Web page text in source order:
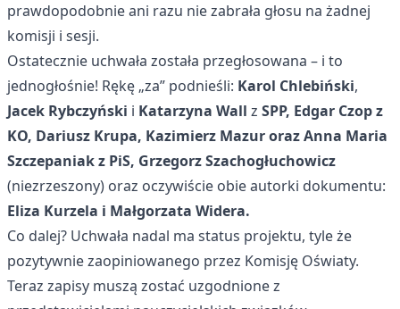
prawdopodobnie ani razu nie zabrała głosu na żadnej
komisji i sesji.
Ostatecznie uchwała została przegłosowana – i to
jednogłośnie! Rękę „za” podnieśli: Karol Chlebiński,
Jacek Rybczyński i Katarzyna Wall z SPP, Edgar Czop z
KO, Dariusz Krupa, Kazimierz Mazur oraz Anna Maria
Szczepaniak z PiS, Grzegorz Szachogłuchowicz
(niezrzeszony) oraz oczywiście obie autorki dokumentu:
Eliza Kurzela i Małgorzata Widera.
Co dalej? Uchwała nadal ma status projektu, tyle że
pozytywnie zaopiniowanego przez Komisję Oświaty.
Teraz zapisy muszą zostać uzgodnione z